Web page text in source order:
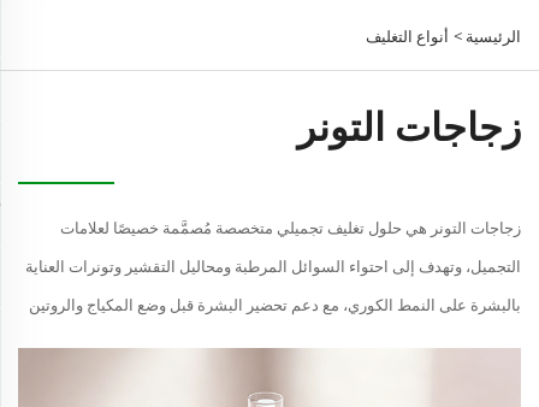
الرئيسية > أنواع التغليف
زجاجات التونر
زجاجات التونر هي حلول تغليف تجميلي متخصصة مُصمَّمة خصيصًا لعلامات
التجميل، وتهدف إلى احتواء السوائل المرطبة ومحاليل التقشير وتونرات العناية
بالبشرة على النمط الكوري، مع دعم تحضير البشرة قبل وضع المكياج والروتين
اليومي للعناية بالبشرة. تش...